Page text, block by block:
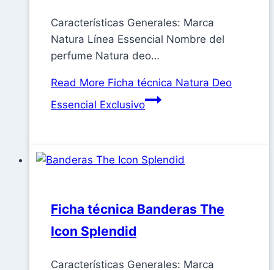
Características Generales: Marca
Natura Línea Essencial Nombre del
perfume Natura deo…
Read More Ficha técnica Natura Deo
Essencial Exclusivo
Ficha técnica Banderas The
Icon Splendid
Características Generales: Marca